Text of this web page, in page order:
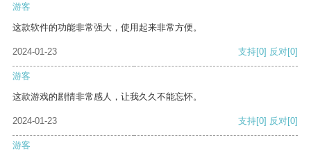
游客
这款软件的功能非常强大，使用起来非常方便。
2024-01-23 支持[0] 反对[0]
游客
这款游戏的剧情非常感人，让我久久不能忘怀。
2024-01-23 支持[0] 反对[0]
游客